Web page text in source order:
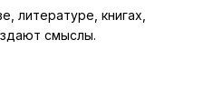
литературе, книгах,
смыслы.